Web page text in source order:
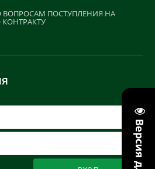
ВОПРОСАМ ПОСТУПЛЕНИЯ НА